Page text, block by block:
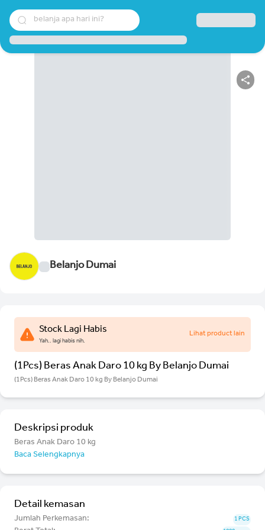
belanja apa hari ini?
Belanjo Dumai
Stock Lagi Habis
Yah.. lagi habis nih.
Lihat product lain
(1Pcs) Beras Anak Daro 10 kg By Belanjo Dumai
(1Pcs) Beras Anak Daro 10 kg By Belanjo Dumai
Deskripsi produk
Beras Anak Daro 10 kg
Baca Selengkapnya
Detail kemasan
Jumlah Perkemasan: 1 PCS